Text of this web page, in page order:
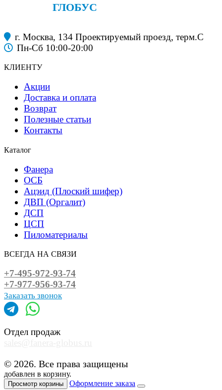
ГЛОБУС
г. Москва, 134 Проектируемый проезд, терм.С
Пн-Сб 10:00-20:00
КЛИЕНТУ
Акции
Доставка и оплата
Возврат
Полезные статьи
Контакты
Каталог
Фанера
ОСБ
Ацэид (Плоский шифер)
ДВП (Оргалит)
ДСП
ЦСП
Пиломатериалы
ВСЕГДА НА СВЯЗИ
+7-495-972-93-74
+7-977-956-93-74
Заказать звонок
Отдел продаж
© 2026. Все права защищены
добавлен в корзину.
Просмотр корзины Оформление заказа